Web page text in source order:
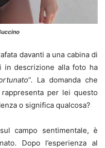
davanti a una cabina di
in descrizione alla foto ha
“. La domanda che
per lei questo
o significa qualcosa?
campo sentimentale, è
Dopo l’esperienza al